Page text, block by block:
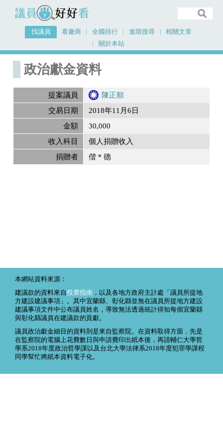
議員好好看
找議員 看廠商 全國排行 進階搜尋
相關文章
關於本站
首頁
政治獻金資料
提案議員
陳正順
交易日期
2018年11月6日
金額
30,000
收入科目
個人捐贈收入
捐贈者
偕＊德
本網站資料來源：
建議款的資料來自投票指南 ，以及各地方政府主計處「議員所提地
方建設建議事項」。其中宜蘭縣、彰化縣並無在議員所提地方建設
建議事項文件中公布議員姓名，導致無法透過統計得知每個宜蘭縣
與彰化縣議員在建議款的貢獻。
議員政治獻金細目的資料則是來自監察院。在資料取得方面，先是
在監察院的電腦上花費數日與申請費印出紙本後，再請輔仁大學哲
學系2018年度政治哲學課以及台北大學法律系2018年度犯罪學課程
同學幫忙將紙本資料電子化。